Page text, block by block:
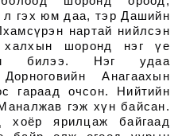
гэх юм даа, тэр Дашийн
нартай нийлсэн
шоронд нэг үе
билээ. Нэг удаа
Анагаахын
гараад очсон. Нийтийн
гэж хүн байсан.
ярилцаж байгаад